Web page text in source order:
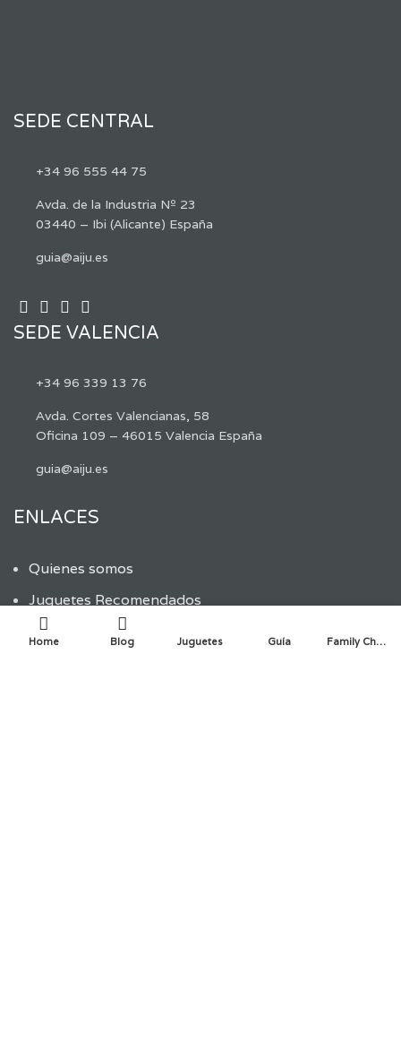
SEDE CENTRAL
+34 96 555 44 75
Avda. de la Industria Nº 23
03440 – Ibi (Alicante) España
guia@aiju.es
SEDE VALENCIA
+34 96 339 13 76
Avda. Cortes Valencianas, 58
Oficina 109 – 46015 Valencia España
guia@aiju.es
ENLACES
Quienes somos
Juguetes Recomendados
Descargar guía
Home Blog Juguetes Guía Family Choice